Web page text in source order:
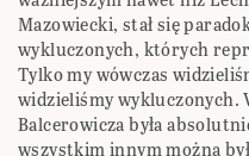
Mazowiecki, stał się
wykluczonych, których
Tylko my wówczas
widzieliśmy wykluczonych.
Balcerowicza była
wszystkim innym można